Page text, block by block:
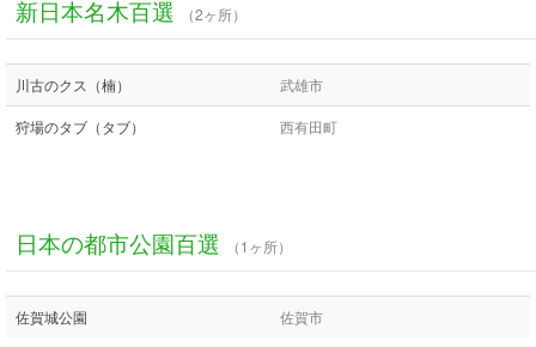
新日本名木百選 （2ヶ所）
川古のクス（楠） 武雄市
狩場のタブ（タブ） 西有田町
日本の都市公園百選 （1ヶ所）
佐賀城公園 佐賀市